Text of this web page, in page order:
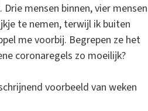
mensen binnen, vier mensen
te nemen, terwijl ik buiten
me voorbij. Begrepen ze het
coronaregels zo moeilijk?
voorbeeld van weken